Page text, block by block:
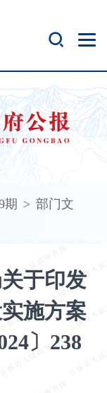
期 > 部门文
于印发
施方案
〕238